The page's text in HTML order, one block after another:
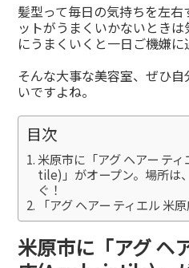
髪型って毎日の気持ちを左
ットがうまくいかないとき
にうまくいくと一日ご機嫌
そんな大事な美容室、ぜひ
いですよね。
目次
米原市に「アグ ヘアー テ
tile)」がオープン。場所は
ぐ！
「アグ ヘアー ティエル 米
米原市に「アグ ヘ